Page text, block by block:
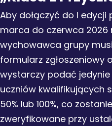
Aby dołączyć do I
marca do czerwca 2026
wychowawca grupy
formularz zgłoszeniowy
wystarczy podać
uczniów kwalifikujących
50% lub 100%, co
zweryfikowane przy